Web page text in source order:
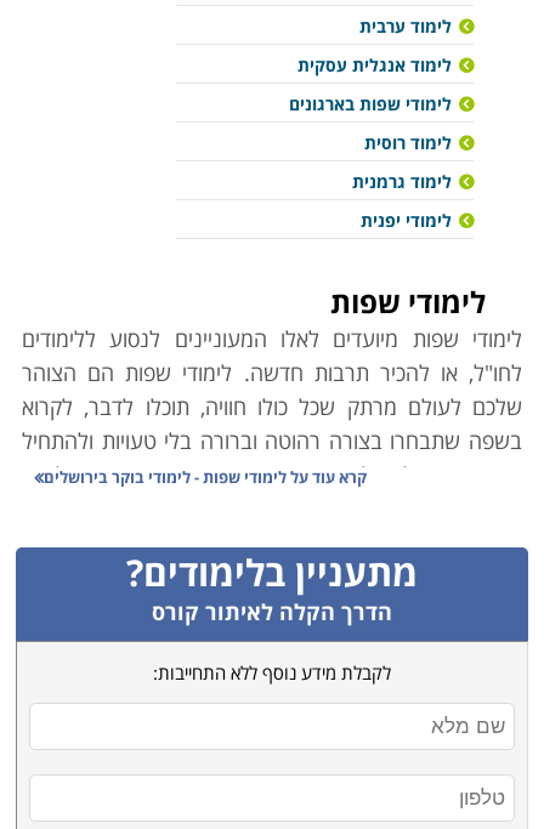
לימוד ערבית
לימוד אנגלית עסקית
לימודי שפות בארגונים
לימוד רוסית
לימוד גרמנית
לימודי יפנית
לימודי שפות
לימודי שפות מיועדים לאלו המעוניינים לנסוע ללימודים
לחו"ל, או להכיר תרבות חדשה. לימודי שפות הם הצוהר
שלכם לעולם מרתק שכל כולו חוויה, תוכלו לדבר, לקרוא
בשפה שתבחרו בצורה רהוטה וברורה בלי טעויות ולהתחיל
את המסע שלכם לארץ חדשה, תרבותה העשירה תוך לימוד
רכישת שפה חדשה לקוחת זמן ומצריכה מסירות אך יש
סיבות רבות בגינן השקעה זו הופכת לכדאית. חלק מסיבות
אלו הן פרקטיות חלקן נוסעות מתוך שאיפה לרכוש יכולת
תקשורת בלשון חדשה ומרתקת שאינה נפוצה וחלקן
אינטלקטואליות או סנטימנטליות. יהיו אשר יהיו הסיבות בגינן
בחרתם לרכוש שפה חדשה חשוב מאוד שיהיה לכם את
המוטיבציה לרכוש שפה חדשה על מנת שתוכלו להתמיד
בלימודים.
קרא עוד עללימודי שפות - לימודי בוקר בירושלים
מתעניין בלימודים?
הדרך הקלה לאיתור קורס
לקבלת מידע נוסף ללא התחייבות: